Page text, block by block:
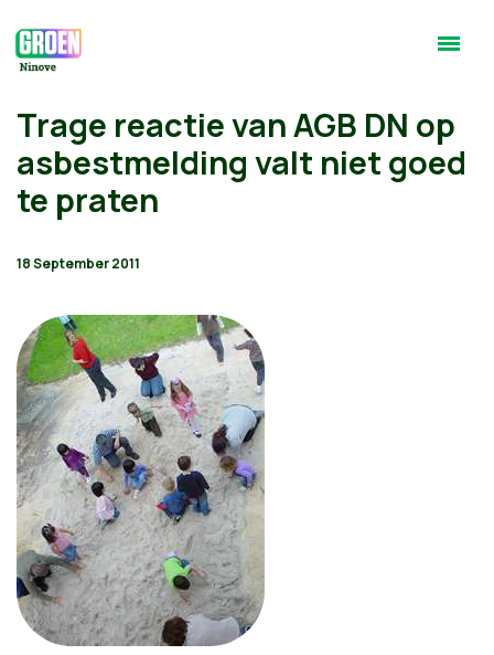
Trage reactie van AGB DN op
asbestmelding valt niet goed
te praten
18 September 2011